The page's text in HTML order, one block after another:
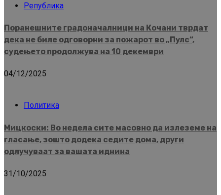
Република
Поранешните градоначалници на Кочани тврдат
дека не биле одговорни за пожарот во „Пулс“,
судењето продолжува на 10 декември
04/12/2025
Политика
Мицкоски: Во недела сите масовно да излеземе на
гласање, зошто додека седите дома, други
одлучуваат за вашата иднина
31/10/2025